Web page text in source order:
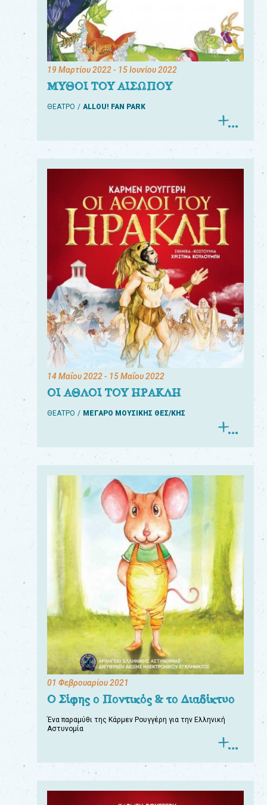
19 Μαρτίου 2022- 15 Ιουνίου 2022
ΜΥΘΟΙ ΤΟΥ ΑΙΣΩΠΟΥ
ΘΕΑΤΡΟ ALLOU! FAN PARK
14 Μαΐου 2022- 15 Μαΐου 2022
ΟΙ ΑΘΛΟΙ ΤΟΥ ΗΡΑΚΛΗ
ΘΕΑΤΡΟ ΜΕΓΑΡΟ ΜΟΥΣΙΚΗΣ ΘΕΣ/ΚΗΣ
01 Φεβρουαρίου 2021
Ο Σίφης ο Ποντικός & το Διαδίκτυο
Ένα παραμύθι της Κάρμεν Ρουγγέρη για την Ελληνική
Αστυνομία